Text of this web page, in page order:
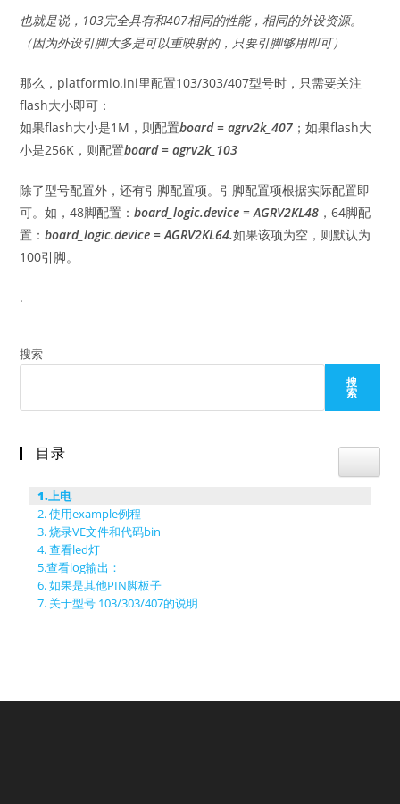
也就是说，103完全具有和407相同的性能，相同的外设资源。
（因为外设引脚大多是可以重映射的，只要引脚够用即可）
那么，platformio.ini里配置103/303/407型号时，只需要关注
flash大小即可：
如果flash大小是1M，则配置board = agrv2k_407 ；如果flash大
小是256K，则配置board = agrv2k_103
除了型号配置外，还有引脚配置项。引脚配置项根据实际配置即
可。如，48脚配置：board_logic.device = AGRV2KL48 ，64脚配
置：board_logic.device = AGRV2KL64.如果该项为空，则默认为
100引脚。
.
搜索
搜
索
目录
1.上电
2. 使用example例程
3. 烧录VE文件和代码bin
4. 查看led灯
5.查看log输出：
6. 如果是其他PIN脚板子
7. 关于型号 103/303/407的说明